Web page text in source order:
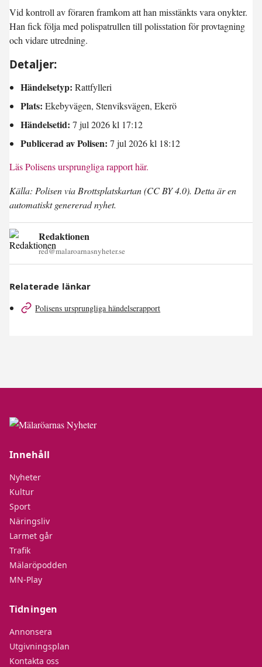
Vid kontroll av föraren framkom att han misstänkts vara onykter.
Han fick följa med polispatrullen till polisstation för provtagning
och vidare utredning.
Detaljer:
Händelsetyp: Rattfylleri
Plats: Ekebyvägen, Stenviksvägen, Ekerö
Händelsetid: 7 jul 2026 kl 17:12
Publicerad av Polisen: 7 jul 2026 kl 18:12
Läs Polisens ursprungliga rapport här.
Källa: Polisen via Brottsplatskartan (CC BY 4.0). Detta är en
automatiskt genererad nyhet.
Redaktionen
red@malaroarnasnyheter.se
Relaterade länkar
Polisens ursprungliga händelserapport
Innehåll
Nyheter
Kultur
Sport
Näringsliv
Larmet går
Trafik
Mälaröpodden
MN-Play
Tidningen
Annonsera
Utgivningsplan
Kontakta oss